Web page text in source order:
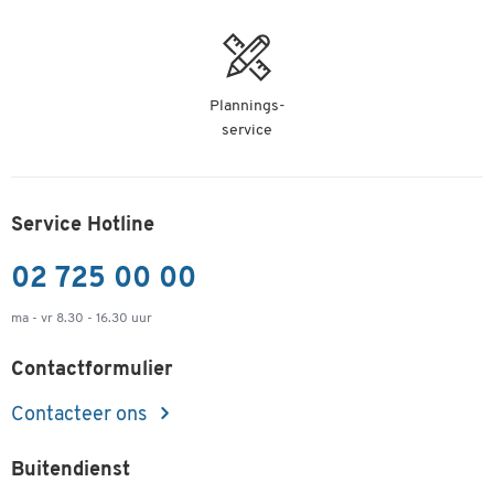
Plannings-
service
Service Hotline
02 725 00 00
ma - vr 8.30 - 16.30 uur
Contactformulier
Contacteer ons
Buitendienst